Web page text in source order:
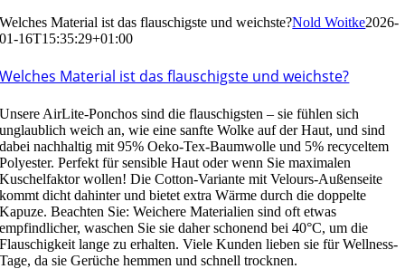
Welches Material ist das flauschigste und weichste?Nold Woitke2026-
01-16T15:35:29+01:00
Welches Material ist das flauschigste und weichste?
Unsere AirLite-Ponchos sind die flauschigsten – sie fühlen sich
unglaublich weich an, wie eine sanfte Wolke auf der Haut, und sind
dabei nachhaltig mit 95% Oeko-Tex-Baumwolle und 5% recyceltem
Polyester. Perfekt für sensible Haut oder wenn Sie maximalen
Kuschelfaktor wollen! Die Cotton-Variante mit Velours-Außenseite
kommt dicht dahinter und bietet extra Wärme durch die doppelte
Kapuze. Beachten Sie: Weichere Materialien sind oft etwas
empfindlicher, waschen Sie sie daher schonend bei 40°C, um die
Flauschigkeit lange zu erhalten. Viele Kunden lieben sie für Wellness-
Tage, da sie Gerüche hemmen und schnell trocknen.